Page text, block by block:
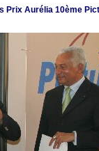
Prix Aurélia 10ème